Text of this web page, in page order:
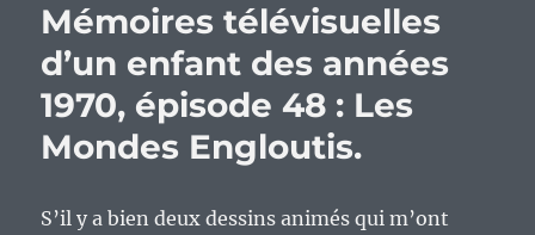
enfant
années
1970,
épisode
51
guerre
Mémoires télévisuelles
d’un enfant des années
1970, épisode 48 : Les
Mondes Engloutis.
S’il y a bien deux dessins animés qui m’ont